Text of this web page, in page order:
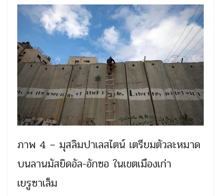
ภาพ 4 – มุสลิมปาเลสไตน์ เตรียมตัวละหมาด
บนลานมัสยิดอัล-อักซอ ในเขตเมืองเก่า
เยรูซาเล็ม